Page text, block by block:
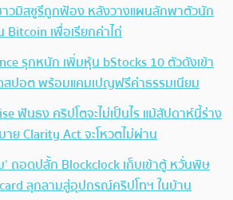
วมิสซูรีถูกฟ้อง หลังวางแผนลักพาตัวนัก
Bitcoin เพื่อเรียกค่าไถ่
รุกหนัก เพิ่มหุ้น bStocks 10 ตัวดังเข้า
ปอต พร้อมแคมเปญฟรีค่าธรรมเนียม
ฟันธง คริปโตจะไม่เป็นไร แม้สัปดาห์นี้ร่าง
ย Clarity Act จะโหวตไม่ผ่าน
’ ถอดปลั้ก Blockclock เก็บเข้าตู้ หวั่นพิษ
ลุกลามสู่อุปกรณ์คริปโทฯ ในบ้าน